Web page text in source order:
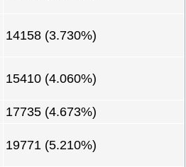
14158 (3.730%)
15410 (4.060%)
17735 (4.673%)
19771 (5.210%)